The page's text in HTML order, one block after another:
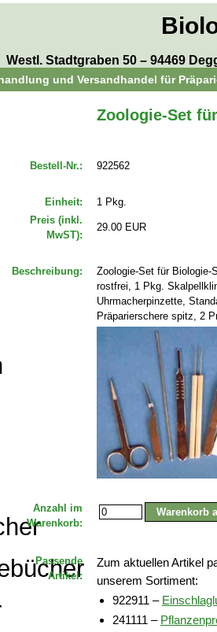
Westl. Stadtgraben 50 – 94469
und Versandhandel für
Zoologie-Set
Bestell-Nr.: 922562
Einheit:
1 Pkg.
Preis (inkl.
MwST):
29.00 EUR
Beschreibung:
Zoologie-Set für Biologie-
rostfrei, 1 Pkg.
Uhrmacherpinzette,
Präparierschere spitz, 2
Anzahl im
Warenkorb:
Passende
Artikel:
Zum aktuellen Artikel
unserem Sortiment:
922911 –
241111 –